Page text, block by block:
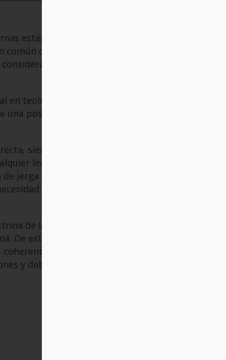
están impregnadas de
de que la ciencia
teológica,
en teología y astrofísica
posición de
siendo
lector interesado
jerga técnica
de tener un
de la creación desde
De esta forma,
y comprensiva
y debates.